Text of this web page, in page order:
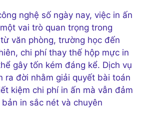
nghệ số ngày nay, việc in ấn
vai trò quan trọng trong
văn phòng, trường học đến
chi phí thay thế hộp mực in
gây tốn kém đáng kể. Dịch vụ
ra đời nhằm giải quyết bài toán
kiệm chi phí in ấn mà vẫn đảm
in sắc nét và chuyên